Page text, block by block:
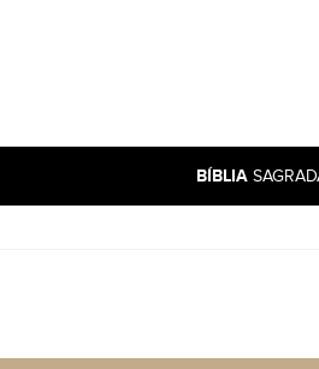
BÍBLIA